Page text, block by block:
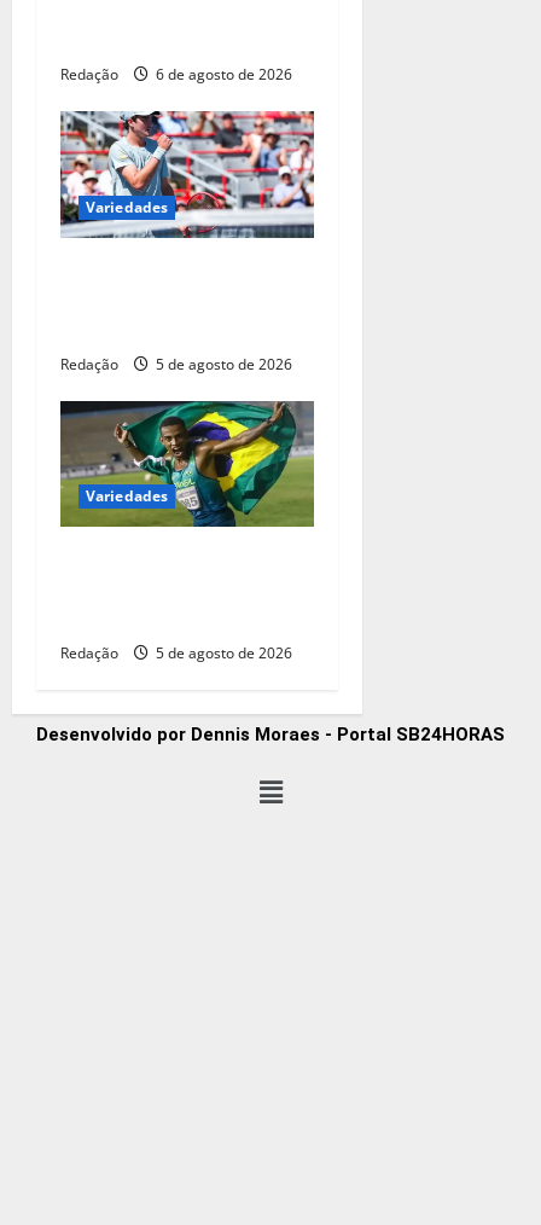
Redação 6 de agosto de 2026
Variedades
Redação 5 de agosto de 2026
Variedades
Redação 5 de agosto de 2026
Desenvolvido por Dennis Moraes - Portal SB24HORAS